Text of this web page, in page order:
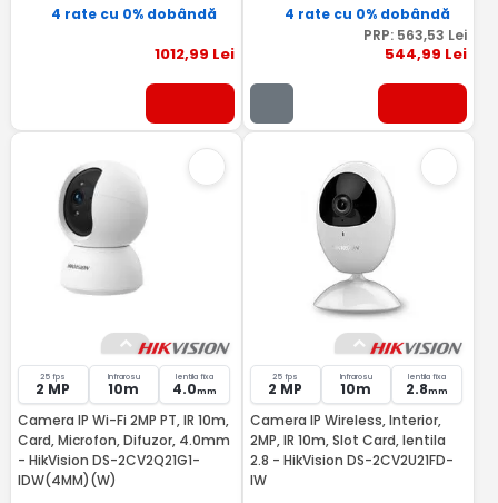
4 rate cu 0% dobândă
1012,99 Lei
4 rate cu 0% dobândă
PRP: 563,53 Lei
544,99 Lei
25 fps
2 MP
Infrarosu
10m
lentila fixa
4.0mm
Camera IP Wi-Fi 2MP PT, IR 10m,
Card, Microfon, Difuzor, 4.0mm
- HikVision DS-2CV2Q21G1-
IDW(4MM)(W)
25 fps
2 MP
Infrarosu
10m
lentila fixa
2.8mm
Camera IP Wireless, Interior,
2MP, IR 10m, Slot Card, lentila
2.8 - HikVision DS-2CV2U21FD-
IW